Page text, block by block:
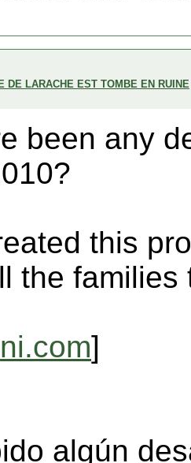
DE LARACHE EST TOMBE EN RUINE
been any
this
the families
]
algún